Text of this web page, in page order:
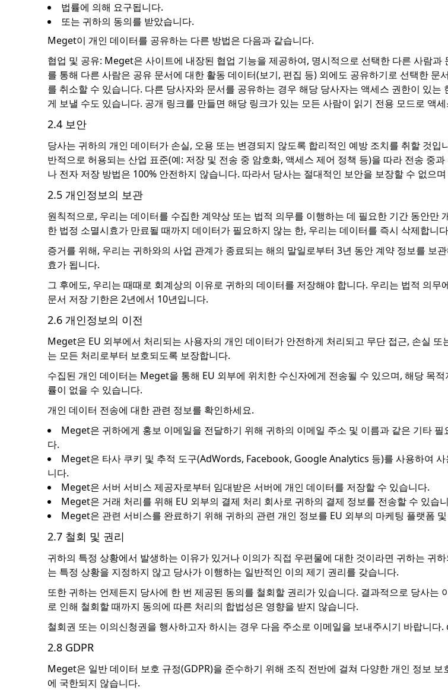
법률에 의해 요구됩니다.
또는 귀하의 동의를 받았습니다.
Meget이 개인 데이터를 공유하는 다른 방법은 다음과 같습니다.
협업 및 공유: Meget은 사이트에 내장된 협업 기능을 제공하여, 명시적으로 선택한 다른 사람
를 통해 다른 사람은 공유 문서에 대한 활동 데이터(보기, 편집 등) 외에도 공유하기로 선택한
를 취소할 수 있습니다. 다른 당사자와 문서를 공유하는 경우 해당 당사자는 액세스 권한이 있
게 보낼 수도 있습니다. 공개 링크를 만들면 해당 링크가 있는 모든 사람이 읽기 전용 모드로 액
2.4 보안
당사는 귀하의 개인 데이터가 손실, 오용 또는 변경되지 않도록 합리적인 예방 조치를 취할 것
반적으로 허용되는 산업 표준(예: 저장 및 전송 중 암호화, 액세스 제어 정책 등)을 따라 전송 중
나 전자 저장 방법은 100% 안전하지 않습니다. 따라서 당사는 절대적인 보안을 보장할 수 없으
2.5 개인정보의 보관
원칙적으로, 우리는 데이터를 수집한 계약상 또는 법적 의무를 이행하는 데 필요한 기간 동안만
한 법정 소멸시효가 만료될 때까지 데이터가 필요하지 않는 한, 우리는 데이터를 즉시 삭제합니
증거를 위해, 우리는 귀하와의 사업 관계가 종료되는 해의 말일로부터 3년 동안 계약 정보를 보
효가 됩니다.
그 후에도, 우리는 때때로 회계상의 이유로 귀하의 데이터를 저장해야 합니다. 우리는 법적 의
문서 저장 기한은 2년에서 10년입니다.
2.6 개인정보의 이전
Meget은 EU 외부에서 처리되는 사용자의 개인 데이터가 안전하게 처리되고 무단 접근, 손실
는 모든 처리로부터 보호되도록 보장합니다.
수집된 개인 데이터는 Meget을 통해 EU 외부에 위치한 수신자에게 전송될 수 있으며, 해당 목
률이 없을 수 있습니다.
개인 데이터 전송에 대한 관련 정보를 확인하세요.
Meget은 귀하에게 홍보 이메일을 전달하기 위해 귀하의 이메일 주소 및 이름과 같은 기타
다.
Meget은 타사 쿠키 및 추적 도구(AdWords, Facebook, Google Analytics 등)를 사용하여
니다.
Meget은 서버 서비스 제공자로부터 임대받은 서버에 개인 데이터를 저장할 수 있습니다.
Meget은 거래 처리를 위해 EU 외부의 결제 처리 회사로 귀하의 결제 정보를 전송할 수 있습
Meget은 관련 서비스를 완료하기 위해 귀하의 관련 개인 정보를 EU 외부의 마케팅 플랫폼
2.7 철회 및 권리
귀하의 특정 상황에서 발생하는 이유가 있거나 이의가 직접 우편물에 대한 것이라면 귀하는 귀
는 특정 상황을 지정하지 않고 당사가 이행하는 일반적인 이의 제기 권리를 갖습니다.
또한 귀하는 언제든지 당사에 한 번 제공된 동의를 철회할 권리가 있습니다. 결과적으로 당사
로 인해 철회할 때까지 동의에 따른 처리의 합법성은 영향을 받지 않습니다.
철회권 또는 이의신청권을 행사하고자 하시는 경우 다음 주소로 이메일을 보내주시기 바랍니다.
2.8 GDPR
Meget은 일반 데이터 보호 규정(GDPR)을 준수하기 위해 조직 전반에 걸쳐 다양한 개인 정보
에 국한되지 않습니다.